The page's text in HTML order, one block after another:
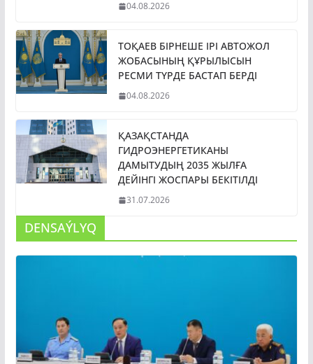
04.08.2026
ТОҚАЕВ БІРНЕШЕ ІРІ АВТОЖОЛ
ЖОБАСЫНЫҢ ҚҰРЫЛЫСЫН
РЕСМИ ТҮРДЕ БАСТАП БЕРДІ
04.08.2026
ҚАЗАҚСТАНДА
ГИДРОЭНЕРГЕТИКАНЫ
ДАМЫТУДЫҢ 2035 ЖЫЛҒА
ДЕЙІНГІ ЖОСПАРЫ БЕКІТІЛДІ
31.07.2026
DENSAÝLYQ